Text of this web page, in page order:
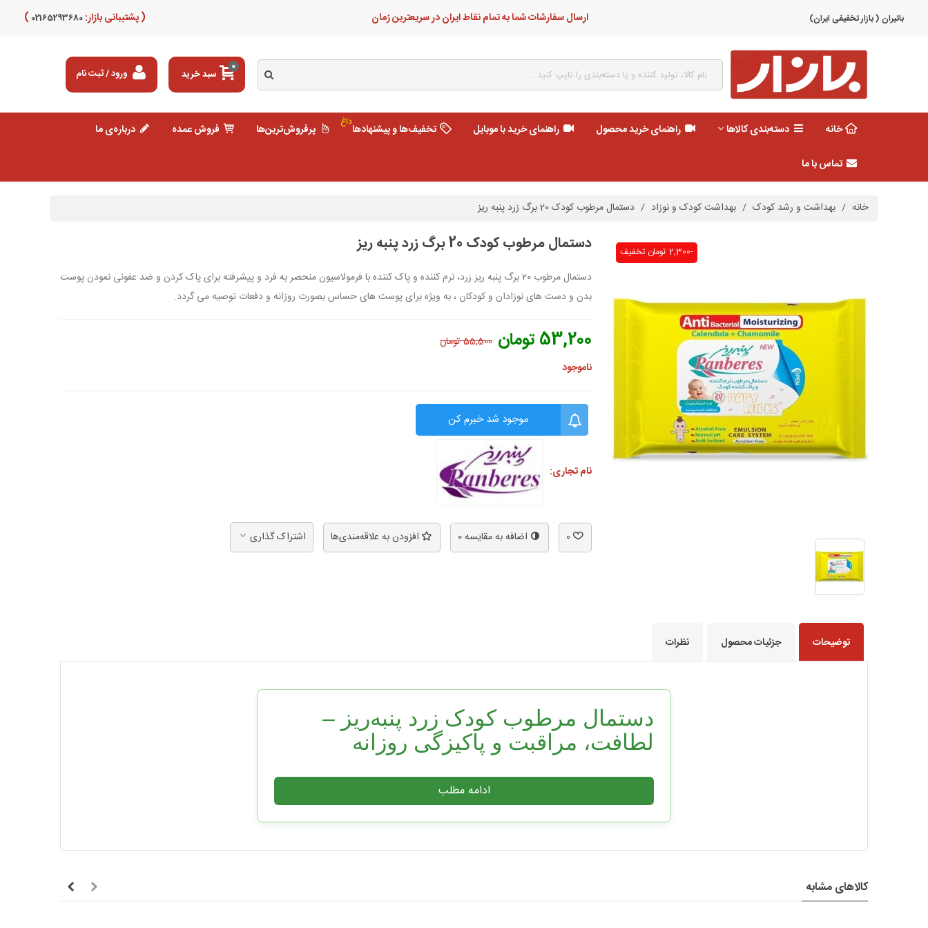
باتیران ( بازار تخفیفی ایران) ارسال سفارشات شما به تمام نقاط ایران در سریعترین زمان ( پشتیبانی بازار: 02165293680
)
0
سبد خرید ورود / ثبت نام
خانه دسته‌بندی کالاها راهنمای خرید محصول راهنمای خرید با موبایل تخفیف‌ها و پیشنهادهاداغ پرفروش‌ترین‌ها فروش عمده درباره‌ی ما
تماس با ما
خانه / بهداشت و رشد کودک / بهداشت کودک و نوزاد / دستمال مرطوب کودک 20 برگ زرد پنبه ریز
تخفیف -2,300 تومان دستمال مرطوب کودک 20 برگ زرد پنبه ریز
دستمال مرطوب 20 برگ پنبه ریز زرد، نرم کننده و پاک کننده با فرمولاسیون منحصر به فرد و پیشرفته برای پاک کردن و ضد عفونی نمودن پوست
بدن و دست های نوزادان و کودکان ، به ویژه برای پوست های حساس بصورت روزانه و دفعات توصیه می گردد.
53,200 تومان
55,500 تومان
ناموجود
موجود شد خبرم کن
نام تجاری:
0 اضافه به مقایسه0 افزودن به علاقه‌مندی‌ها اشتراک گذاری
توضیحات جزئیات محصول نظرات
دستمال مرطوب کودک زرد پنبه‌ریز –
لطافت، مراقبت و پاکیزگی روزانه
ویژگی‌های دستمال مرطوب کودک زرد پنبه‌ریز
کالاهای مشابه